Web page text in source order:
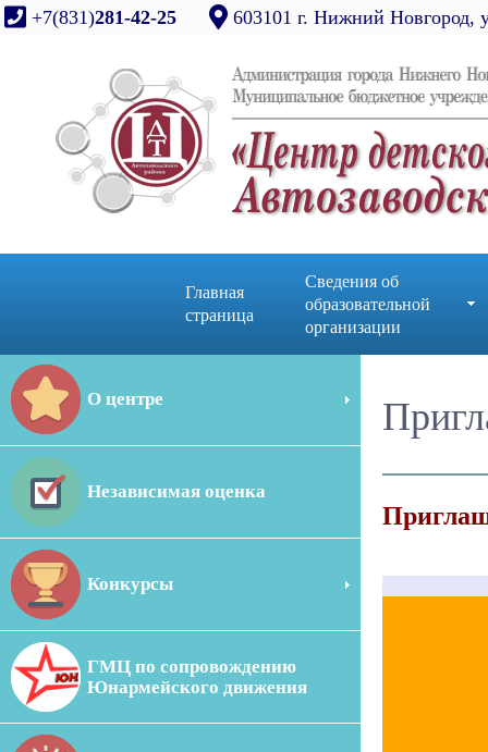
+7(831)281-42-25 603101 г. Нижний Новгород,
Главная
страница
Сведения об
образовательной
организации
О центре
Независимая оценка
Конкурсы
ГМЦ по сопровождению
Юнармейского движения